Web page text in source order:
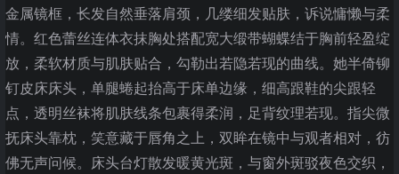
金属镜框，长发自然垂落肩颈，几缕细发贴肤，诉说慵懒与柔
情。红色蕾丝连体衣抹胸处搭配宽大缎带蝴蝶结于胸前轻盈绽
放，柔软材质与肌肤贴合，勾勒出若隐若现的曲线。她半倚铆
钉皮床床头，单腿蜷起抬高于床单边缘，细高跟鞋的尖跟轻
点，透明丝袜将肌肤线条包裹得柔润，足背纹理若现。指尖微
抚床头靠枕，笑意藏于唇角之上，双眸在镜中与观者相对，彷
佛无声问候。床头台灯散发暖黄光斑，与窗外斑驳夜色交织，